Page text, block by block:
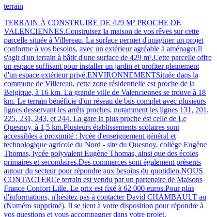
terrain
TERRAIN À CONSTRUIRE DE 429 M² PROCHE DE
VALENCIENNES.Construisez la maison de vos rêves sur cette
parcelle située à Villereau. La surface permet d'imaginer un projet
conforme à vos besoins, avec un extérieur agréable à aménager.Il
s'agit d'un terrain à bâtir d'une surface de 429 m².Cette parcelle offre
un espace suffisant pour installer un jardin et profiter pleinement
d'un espace extérieur privé.ENVIRONNEMENTSituée dans la
commune de Villereau, cette zone résidentielle est proche de la
Belgique, à 16 km. La grande ville de Valenciennes se trouve à 18
km. Le terrain bénéficie d'un réseau de bus complet avec plusieurs
lignes desservant les arrêts proches, notamment les lignes 131, 201,
225, 231, 243, et 244. La gare la plus proche est celle de Le
Quesnoy, à 1,5 km.Plusieurs établissements scolaires sont
accessibles à proximité : lycée d'enseignement général et
technologique agricole du Nord - site du Quesnoy, collège Eugène
Thomas, lycée polyvalent Eugène Thomas, ainsi que des écoles
primaires et secondaires.Des commerces sont également présents
autour du secteur pour répondre aux besoins du quotidien.NOUS
CONTACTERCe terrain est vendu par un partenaire de Maisons
France Confort Lille. Le prix est fixé à 62 000 euros.Pour plus
d'informations, n'hésitez pas à contacter David CHAMBAULT au
(Numéro supprimé). Il se tient à votre disposition pour répondre à
vos questions et vous accompagner dans votre projet.